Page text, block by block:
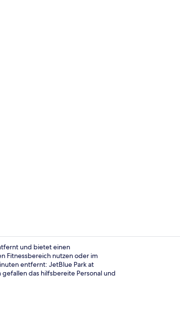
Tägliches inbegriffenes
und bietet einen
Fitnessbereich nutzen oder im
entfernt: JetBlue Park at
das hilfsbereite Personal und